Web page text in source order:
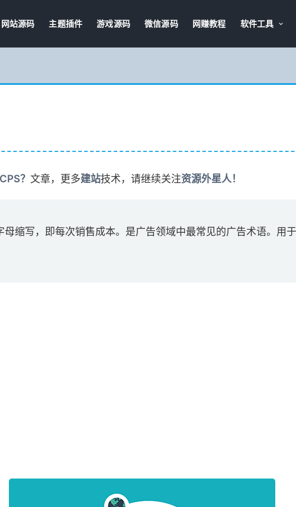
网站源码 主题插件 游戏源码 微信源码 网赚教程 软件工具
？ 文章，更多建站技术，请继续关注资源外星人！
母缩写，即每次销售成本。是广告领域中最常见的广告术语。用